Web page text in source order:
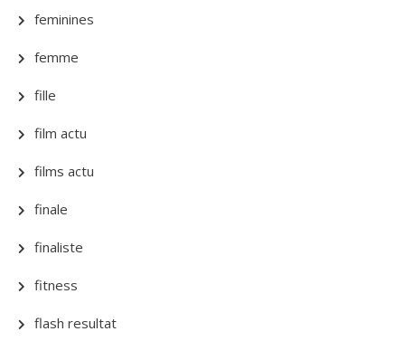
feminines
femme
fille
film actu
films actu
finale
finaliste
fitness
flash resultat